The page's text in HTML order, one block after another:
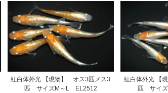
紅白体外光 【現物】 オス3匹メス3
匹 サイズM～L EL2512
紅白体外光 【
匹 サイ